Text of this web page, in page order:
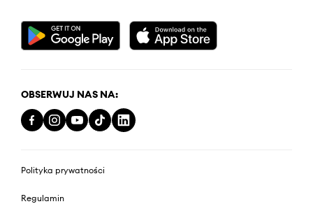
OBSERWUJ NAS NA:
Polityka prywatności
Regulamin